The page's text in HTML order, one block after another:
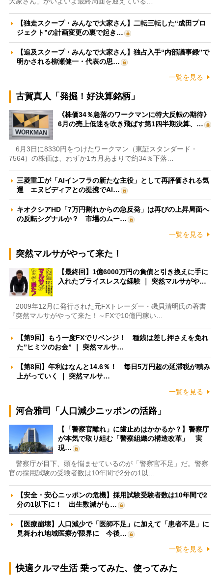
【独走スクープ・みんなで大家さん】二転三転した“成田プロ
ジェクト”の計画変更の裏で起き…
【追及スクープ・みんなで大家さん】独占入手“内部議事録”で
明かされる柳瀬健一・代表の思…
一覧を見る
古賀真人「発掘！好決算銘柄」
《株価34％急落のワークマンに特大反転の期待》
6月の売上低迷を吹き飛ばす第1四半期決算、…
6月3日に8330円をつけたワークマン（東証スタンダード・
7564）の株価は、わずか1カ月あまりで約34％下落…
三菱重工が「AIインフラの新たな主役」として再評価される気
運 エヌビディアとの提携でAI…
キオクシアHD「7万円割れからの急反発」は再びの上昇局面へ
の反転シグナルか？ 市場のムー…
一覧を見る
突然マルサがやって来た！
【最終回】1億6000万円の負債と引き換えに手に
入れたプライスレスな経験 ｜ 突然マルサがや…
2009年12月に発行された元FXトレーダー・磯貝清明氏の著書
『突然マルサがやって来た！～FXで10億円稼い…
【第9回】もう一度FXでリベンジ！ 種銭は差し押さえを免れ
た”ヒミツのお金” ｜ 突然マルサ…
【第8回】年利はなんと14.6％！ 毎日5万円超の延滞税が積み
上がっていく ｜ 突然マルサ…
一覧を見る
河合雅司「人口減少ニッポンの活路」
【「警察官離れ」に歯止めはかかるか？】警察庁
が本気で取り組む「警察組織の構造改革」 実
現…
警察庁が目下、頭を悩ませているのが「警察官不足」だ。警察
官の採用試験の受験者数は10年間で2分の1以…
【安全・安心ニッポンの危機】採用試験受験者数は10年間で2
分の1以下に！ 出生数減がも…
【医療崩壊】人口減少で「医師不足」に加えて「患者不足」に
見舞われ地域医療が限界に 今後…
一覧を見る
快適クルマ生活 乗ってみた、使ってみた